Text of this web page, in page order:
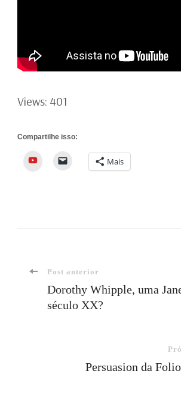
Views: 401
Compartilhe isso:
YouTube Mais
Navegação
Post anterior
Dorothy Whipple, uma
século XX?
Persuasion da